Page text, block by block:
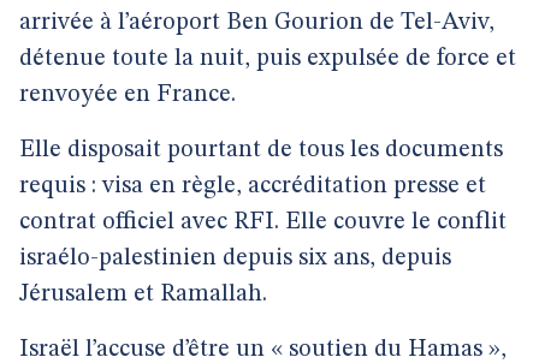
arrivée à l’aéroport Ben Gourion de Tel-Aviv,
détenue toute la nuit, puis expulsée de force et
renvoyée en France.
Elle disposait pourtant de tous les documents
requis : visa en règle, accréditation presse et
contrat officiel avec RFI. Elle couvre le conflit
israélo-palestinien depuis six ans, depuis
Jérusalem et Ramallah.
Israël l’accuse d’être un « soutien du Hamas »,